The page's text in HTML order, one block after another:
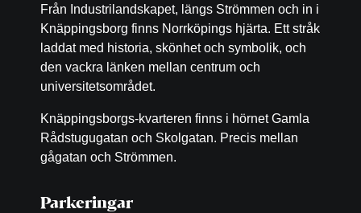
Från Industrilandskapet, längs Strömmen och in i
Knäppingsborg finns Norrköpings hjärta. Ett stråk
laddat med historia, skönhet och symbolik, och
den vackra länken mellan centrum och
universitetsområdet.
Knäppingsborgs-kvarteren finns i hörnet Gamla
Rådstugugatan och Skolgatan. Precis mellan
gågatan och Strömmen.
Parkeringar